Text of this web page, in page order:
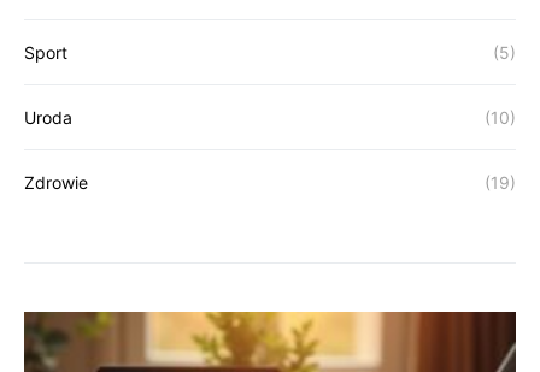
Sport (5)
Uroda (10)
Zdrowie (19)